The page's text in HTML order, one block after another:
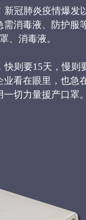
新冠肺炎疫情爆发
需消毒液、防护服
、消毒液。
快则要15天，慢则
看在眼里，也急
切力量援产口罩。